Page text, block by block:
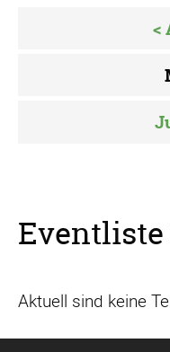
<
Aktuell sind keine